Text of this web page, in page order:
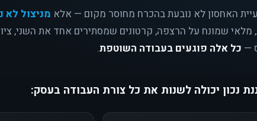
האחסון לא נובעת בהכרח מחוסר מקום — אלא מניצול לא
מלאי שמונח על הרצפה, קרטונים שמסתירים אחד את השני,
— כל אלה פוגעים בעבודה השוטפת.
נכון יכולה לשנות את כל צורת העבודה בעסק: